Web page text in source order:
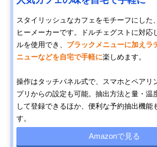
スタイリッシュなカフェをモチーフにした
ヒーメーカーです。ドルチェグストに対応
ルを使用でき、 ブラックメニューに加えラ
ニューなどを自宅で手軽に楽しめます。
操作はタッチパネル式で、スマホとペアリ
プリからの設定も可能。抽出方法と量・温
して登録できるほか、便利な予約抽出機能
す。
Amazonで見る